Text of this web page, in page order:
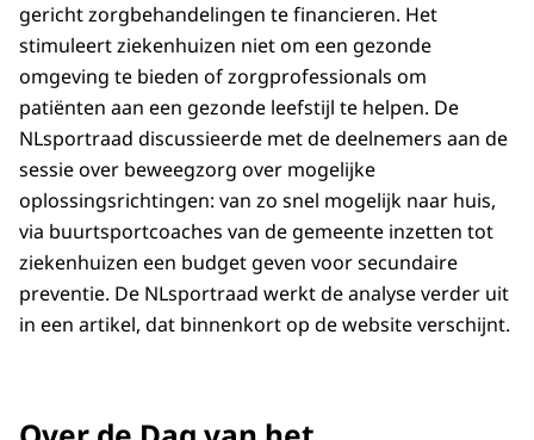
gericht zorgbehandelingen te financieren. Het
stimuleert ziekenhuizen niet om een gezonde
omgeving te bieden of zorgprofessionals om
patiënten aan een gezonde leefstijl te helpen. De
NLsportraad discussieerde met de deelnemers aan de
sessie over beweegzorg over mogelijke
oplossingsrichtingen: van zo snel mogelijk naar huis,
via buurtsportcoaches van de gemeente inzetten tot
ziekenhuizen een budget geven voor secundaire
preventie. De NLsportraad werkt de analyse verder uit
in een artikel, dat binnenkort op de website verschijnt.